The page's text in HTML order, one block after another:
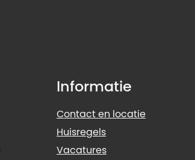
Informatie
Contact en locatie
Huisregels
Vacatures